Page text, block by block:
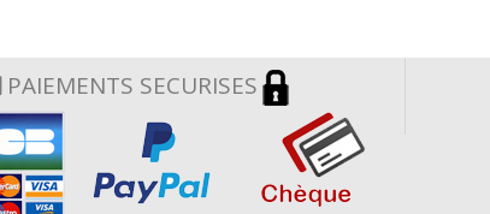
PAIEMENTS SECURISES